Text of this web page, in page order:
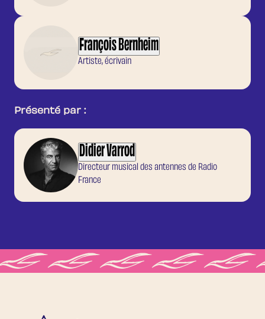
François Bernheim
Artiste, écrivain
Présenté par :
Didier Varrod
Directeur musical des antennes de Radio
France